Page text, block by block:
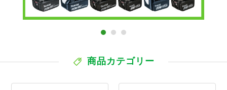
商品カテゴリー